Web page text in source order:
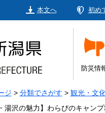
本文へ 初め
防災情
ジ > 分類でさがす > 観光・文
湯沢の魅力】わらびのキャン